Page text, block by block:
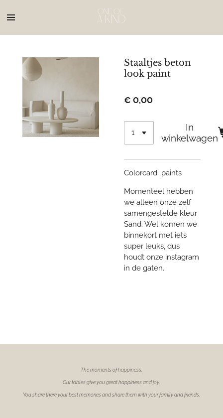
direct
Staaltjes beton
look paint
€ 0,00
In
winkelwagen
Colorcard paints
Momenteel hebben
we alleen onze zelf
samengestelde kleur
Sand. Wel komen we
binnekort met iets
super leuks, dus
houdt onze instagram
in de gaten.
The moments ofhappiness.
Our tables give you great happiness and joy.
You share there your best memories and share them with your family and friends.